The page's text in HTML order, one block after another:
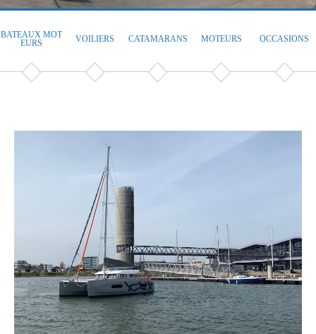
BATEAUX MOT
EURS
VOILIERS CATAMARANS MOTEURS OCCASIONS